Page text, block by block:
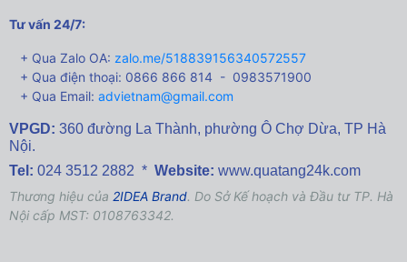
Tư vấn 24/7:
+ Qua Zalo OA: zalo.me/518839156340572557
+ Qua điện thoại: 0866 866 814 - 0983571900
+ Qua Email: advietnam@gmail.com
VPGD: 360 đường La Thành, phường Ô Chợ Dừa, TP Hà
Nội.
Tel: 024 3512 2882 * Website: www.quatang24k.com
Thương hiệu của 2IDEA Brand. Do Sở Kế hoạch và Đầu tư TP. Hà
Nội cấp MST: 0108763342.